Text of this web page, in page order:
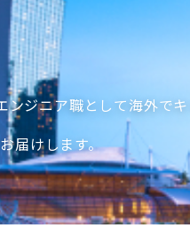
ジニア職として海外で
届けします。